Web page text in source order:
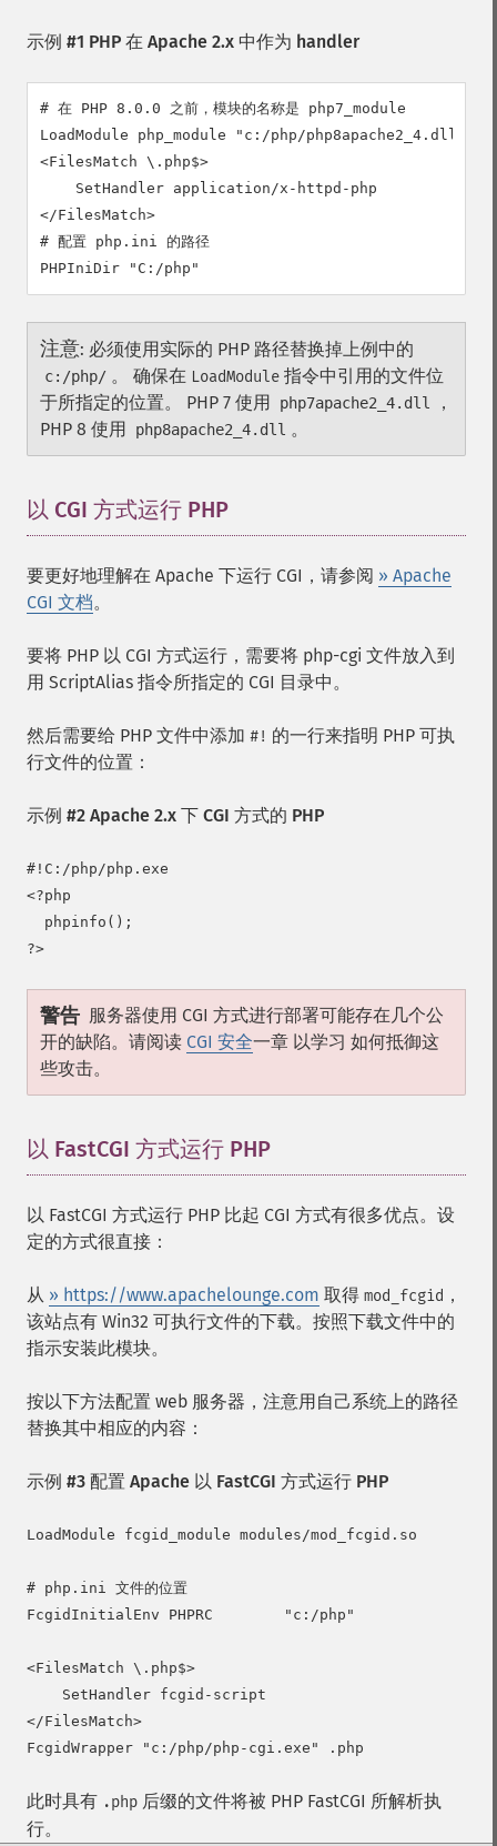
示例 #1 PHP 在 Apache 2.x 中作为 handler
# 在 PHP 8.0.0 之前，模块的名称是 php7_module
LoadModule php_module "c:/php/php8apache2_4.dll"
<FilesMatch \.php$>
    SetHandler application/x-httpd-php
</FilesMatch>
# 配置 php.ini 的路径
PHPIniDir "C:/php"
注意: 必须使用实际的 PHP 路径替换掉上例中的
c:/php/ 。 确保在 LoadModule 指令中引用的文件位
于所指定的位置。 PHP 7 使用
php7apache2_4.dll
，
PHP 8 使用
php8apache2_4.dll 。
以 CGI 方式运行 PHP
要更好地理解在 Apache 下运行 CGI，请参阅 » Apache
CGI 文档。
要将 PHP 以 CGI 方式运行，需要将 php-cgi 文件放入到
用 ScriptAlias 指令所指定的 CGI 目录中。
然后需要给 PHP 文件中添加 #! 的一行来指明 PHP 可执
行文件的位置：
示例 #2 Apache 2.x 下 CGI 方式的 PHP
#!C:/php/php.exe
<?php
  phpinfo();
警告 服务器使用 CGI 方式进行部署可能存在几个公
开的缺陷。请阅读 CGI 安全一章 以学习 如何抵御这
些攻击。
以 FastCGI 方式运行 PHP
以 FastCGI 方式运行 PHP 比起 CGI 方式有很多优点。设
定的方式很直接：
从 » https://www.apachelounge.com 取得 mod_fcgid ，
该站点有 Win32 可执行文件的下载。按照下载文件中的
指示安装此模块。
按以下方法配置 web 服务器，注意用自己系统上的路径
替换其中相应的内容：
示例 #3 配置 Apache 以 FastCGI 方式运行 PHP
LoadModule fcgid_module modules/mod_fcgid.so
# php.ini 文件的位置
FcgidInitialEnv PHPRC        "c:/php"
<FilesMatch \.php$>
    SetHandler fcgid-script
</FilesMatch>
此时具有 .php 后缀的文件将被 PHP FastCGI 所解析执
行。